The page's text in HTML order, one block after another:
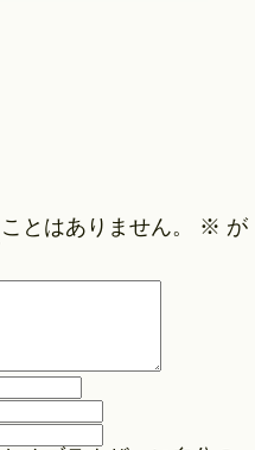
とはありません。 ※ が